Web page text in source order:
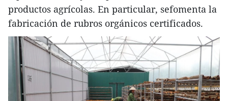
productos agrícolas. En particular, sefomenta la
fabricación de rubros orgánicos certificados.